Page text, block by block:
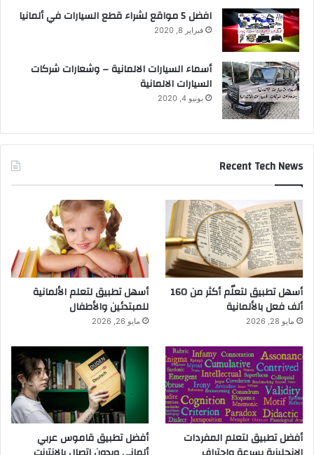
افضل 5 مواقع لشراء قطع السيارات في ألمانيا
فبراير 8, 2020
أسماء السيارات الالمانية – وشعارات شركات
السيارات الالمانية
يونيو 4, 2020
Recent Tech News
أسهل تطبيق لتعلّم أكثر من 160
ألف فعل بالألمانية
مايو 28, 2026
أسهل تطبيق لتعلم الألمانية
للمبتدئين والأطفال
مايو 26, 2026
أفضل تطبيق لتعلم المفردات
أفضل تطبيق قاموس عربي